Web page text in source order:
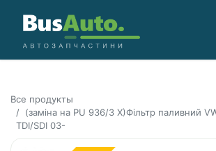
Все продукты
(заміна на PU 936/3 X)Фільтр паливний
TDI/SDI 03-